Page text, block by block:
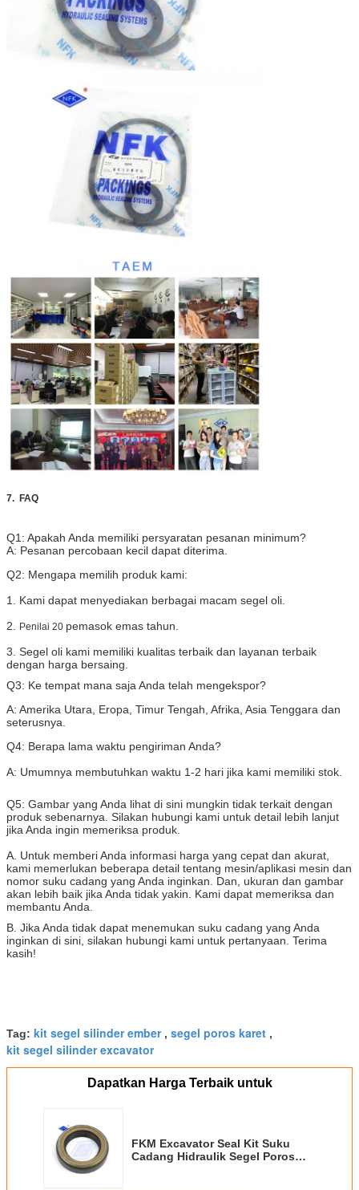
7. FAQ
Q1: Apakah Anda memiliki persyaratan pesanan minimum?
A: Pesanan percobaan kecil dapat diterima.
Q2: Mengapa memilih produk kami:
1. Kami dapat menyediakan berbagai macam segel oli.
2.
Penilai 20 pemasok emas tahun.
3. Segel oli kami memiliki kualitas terbaik dan layanan terbaik
dengan harga bersaing.
Q3: Ke tempat mana saja Anda telah mengekspor?
A: Amerika Utara, Eropa, Timur Tengah, Afrika, Asia Tenggara dan
seterusnya.
Q4: Berapa lama waktu pengiriman Anda?
A: Umumnya membutuhkan waktu 1-2 hari jika kami memiliki stok.
Q5: Gambar yang Anda lihat di sini mungkin tidak terkait dengan
produk sebenarnya. Silakan hubungi kami untuk detail lebih lanjut
jika Anda ingin memeriksa produk.
A. Untuk memberi Anda informasi harga yang cepat dan akurat,
kami memerlukan beberapa detail tentang mesin/aplikasi mesin dan
nomor suku cadang yang Anda inginkan. Dan, ukuran dan gambar
akan lebih baik jika Anda tidak yakin. Kami dapat memeriksa dan
membantu Anda.
B. Jika Anda tidak dapat menemukan suku cadang yang Anda
inginkan di sini, silakan hubungi kami untuk pertanyaan. Terima
kasih​!
Tag: kit segel silinder ember, segel poros karet ,
kit segel silinder excavator
Dapatkan Harga Terbaik untuk
FKM Excavator Seal Kit Suku
Cadang Hidraulik Segel Poros